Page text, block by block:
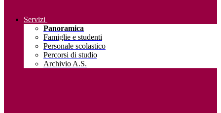
Servizi
Panoramica
Famiglie e studenti
Personale scolastico
Percorsi di studio
Archivio A.S.